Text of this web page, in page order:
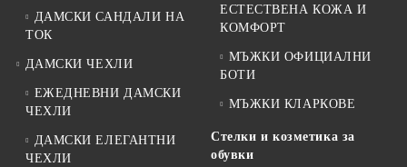
ДАМСКИ САНДАЛИ НА
ТОК
ДАМСКИ ЧЕХЛИ
ЕЖЕДНЕВНИ ДАМСКИ
ЧЕХЛИ
ДАМСКИ ЕЛЕГАНТНИ
ЧЕХЛИ
ЕСТЕСТВЕНА КОЖА И
КОМФОРТ
МЪЖКИ ОФИЦИАЛНИ
БОТИ
МЪЖКИ КЛАРКОВЕ
Стелки и козметика за
обувки